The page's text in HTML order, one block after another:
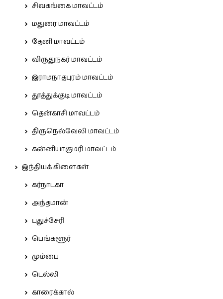
சிவகங்கை மாவட்டம்
மதுரை மாவட்டம்
தேனி மாவட்டம்
விருதுநகர் மாவட்டம்
இராமநாதபுரம் மாவட்டம்
தூத்துக்குடி மாவட்டம்
தென்காசி மாவட்டம்
திருநெல்வேலி மாவட்டம்
கன்னியாகுமரி மாவட்டம்
இந்தியக் கிளைகள்
கர்நாடகா
அந்தமான்
புதுச்சேரி
பெங்களூர்
மும்பை
டெல்லி
காரைக்கால்